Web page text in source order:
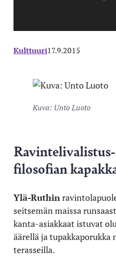
Kulttuuri17.9.2015
Kuva: Unto Luoto
filosofian
Ylä-Ruthin
seitsemän maissa
kanta-asiakkaat istuvat
äärellä ja tupakkaporukka
terasseilla.